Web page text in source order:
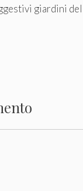
giardini